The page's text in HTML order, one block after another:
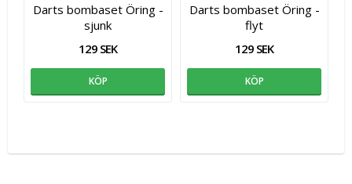
Darts bombaset Öring -
sjunk
129 SEK
KÖP
Darts bombaset Öring -
flyt
129 SEK
KÖP